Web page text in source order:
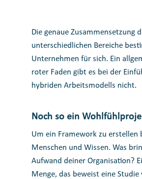
Die genaue Zusammensetzung
unterschiedlichen Bereiche
Unternehmen für sich. Ein
roter Faden gibt es bei der
hybriden Arbeitsmodells nicht.
Noch so ein
Um ein Framework zu erstellen
Menschen und Wissen. Was
Aufwand deiner Organisation?
Menge, das beweist eine Studie